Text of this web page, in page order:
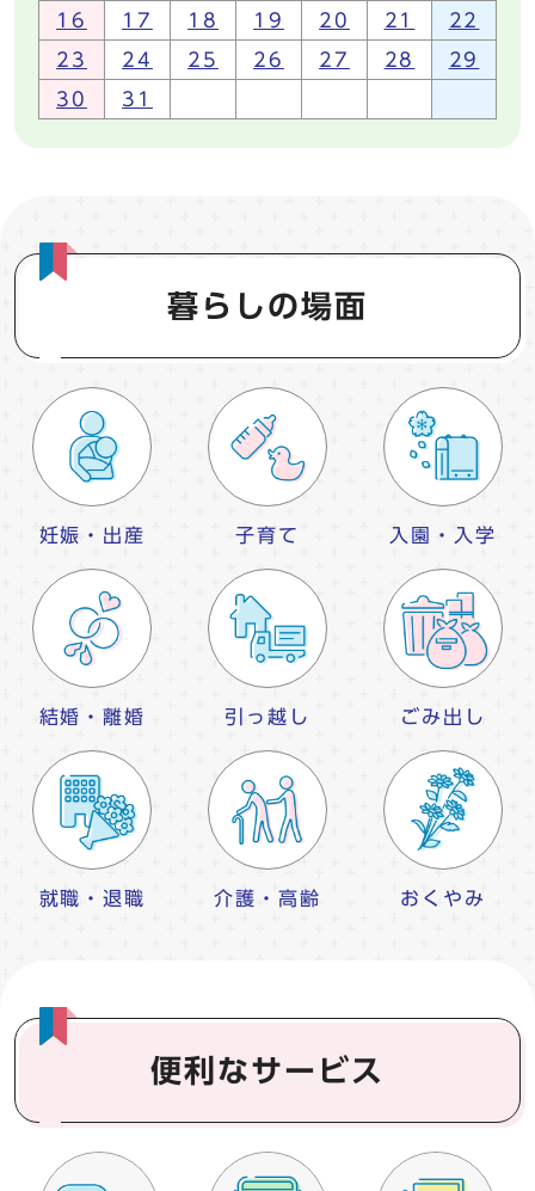
16 17 18 19 20 21 22
23 24 25 26 27 28 29
30 31
暮らしの場面
妊娠・出産 子育て 入園・入学
結婚・離婚 引っ越し ごみ出し
就職・退職 介護・高齢 おくやみ
便利なサービス